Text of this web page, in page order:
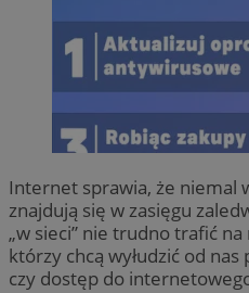
Internet sprawia, że niemal
znajdują się w zasięgu
„w sieci” nie trudno trafić
którzy chcą wyłudzić od
czy dostęp do